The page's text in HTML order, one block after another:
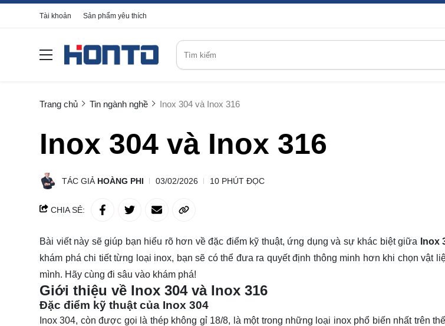
Tài khoản Sản phẩm yêu thích
Trang chủ Tin ngành nghề Inox 304 và Inox 316
Inox 304 và Inox 316
TÁC GIẢ HOÀNG PHI 03/02/2026 10 PHÚT ĐỌC
CHIA SẺ:
Bài viết này sẽ giúp bạn hiểu rõ hơn về đặc điểm kỹ thuật, ứng dụng và sự khác biệt giữa Inox
khám phá chi tiết từng loại inox, bạn sẽ có thể đưa ra quyết định thông minh hơn khi chọn vật
mình. Hãy cùng đi sâu vào khám phá!
Giới thiệu về Inox 304 và Inox 316
Đặc điểm kỹ thuật của Inox 304
Inox 304, còn được gọi là thép không gỉ 18/8, là một trong những loại inox phổ biến nhất trên